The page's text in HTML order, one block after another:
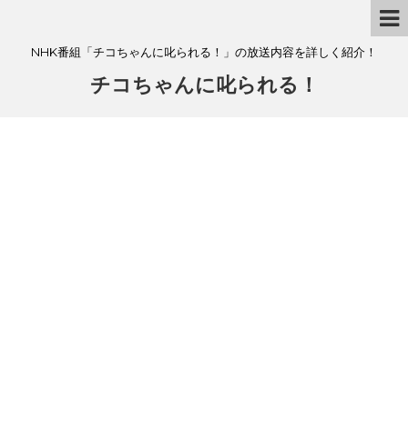
NHK番組「チコちゃんに叱られる！」の放送内容を詳しく紹介！
チコちゃんに叱られる！